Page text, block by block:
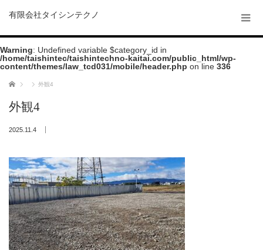
有限会社タイシンテクノ
Warning: Undefined variable $category_id in
/home/taishintec/taishintechno-kaitai.com/public_html/wp-
content/themes/law_tcd031/mobile/header.php on line 336
ホーム 外観4
外観4
2025.11.4